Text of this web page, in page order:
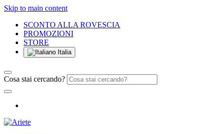
Skip to main content
SCONTO ALLA ROVESCIA
PROMOZIONI
STORE
Italia
Cosa stai cercando?